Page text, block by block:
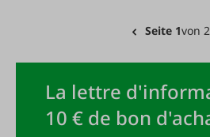
Seite 1von 2
La lettre
10 € de bon